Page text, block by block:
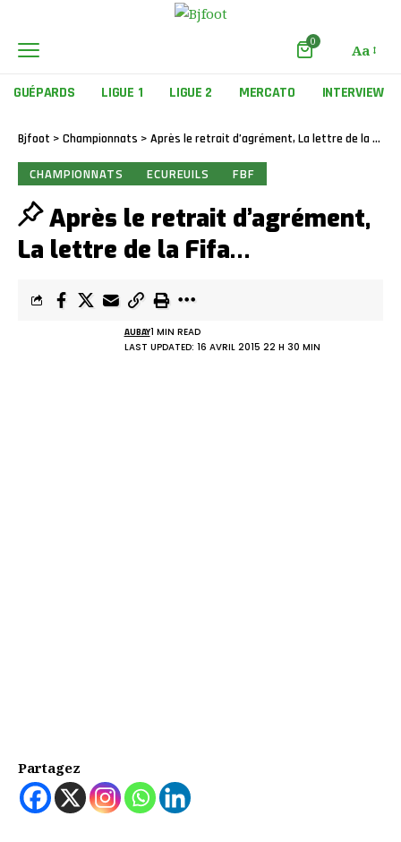
0 Aa
GUÉPARDS LIGUE 1 LIGUE 2 MERCATO INTERVIEW
Bjfoot > Championnats > Après le retrait d’agrément, La lettre de la Fifa…
CHAMPIONNATS ECUREUILS FBF
Après le retrait d’agrément,
La lettre de la Fifa…
LAST UPDATED: 16 AVRIL 2015 22 H 30 MIN
AUBAY1 MIN READ
Partagez